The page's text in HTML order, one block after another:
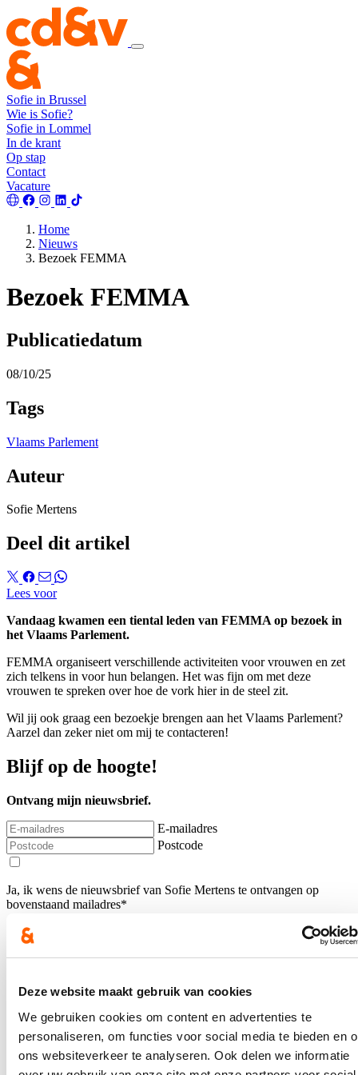
Deze website maakt gebruik van cookies
We gebruiken cookies om content en advertenties te
personaliseren, om functies voor social media te bieden en
ons websiteverkeer te analyseren. Ook delen we informatie
Sofie in Brussel
Wie is Sofie?
Sofie in Lommel
In de krant
Op stap
Contact
Vacature
Home
Nieuws
Bezoek FEMMA
Bezoek FEMMA
Publicatiedatum
08/10/25
Tags
Vlaams Parlement
Auteur
Sofie Mertens
Deel dit artikel
Lees voor
Vandaag kwamen een tiental leden van FEMMA op bezoek in
het Vlaams Parlement.
FEMMA organiseert verschillende activiteiten voor vrouwen en zet
zich telkens in voor hun belangen. Het was fijn om met deze
vrouwen te spreken over hoe de vork hier in de steel zit.
Wil jij ook graag een bezoekje brengen aan het Vlaams Parlement?
Aarzel dan zeker niet om mij te contacteren!
Blijf op de hoogte!
Ontvang mijn nieuwsbrief.
E-mailadres
Postcode
Ja, ik wens de nieuwsbrief van Sofie Mertens te ontvangen op
bovenstaand mailadres*
Klikhier
Nieuws
Nieuwe handboogclub feestelijk geopend in Lommel
22/03/26